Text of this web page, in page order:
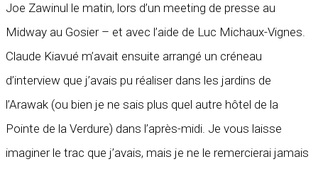
Joe Zawinul le matin, lors d’un meeting de presse au
Midway au Gosier – et avec l’aide de Luc Michaux-Vignes.
Claude Kiavué m’avait ensuite arrangé un créneau
d’interview que j’avais pu réaliser dans les jardins de
l’Arawak (ou bien je ne sais plus quel autre hôtel de la
Pointe de la Verdure) dans l’après-midi. Je vous laisse
imaginer le trac que j’avais, mais je ne le remercierai jamais